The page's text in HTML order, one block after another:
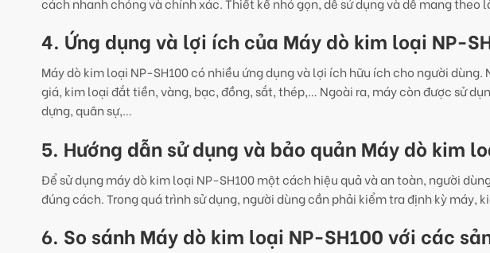
4. Ứng dụng và lợi ích của Máy dò kim loại NP-
Máy dò kim loại NP-SH100 có nhiều ứng dụng và lợi ích hữu ích cho người
giá, kim loại đắt tiền, vàng, bạc, đồng, sắt, thép,… Ngoài ra, máy còn được sử
dựng, quân sự,…
5. Hướng dẫn sử dụng và bảo quản Máy dò kim
Để sử dụng máy dò kim loại NP-SH100 một cách hiệu quả và an toàn, người
đúng cách. Trong quá trình sử dụng, người dùng cần phải kiểm tra định kỳ máy,
6. So sánh Máy dò kim loại NP-SH100 với các